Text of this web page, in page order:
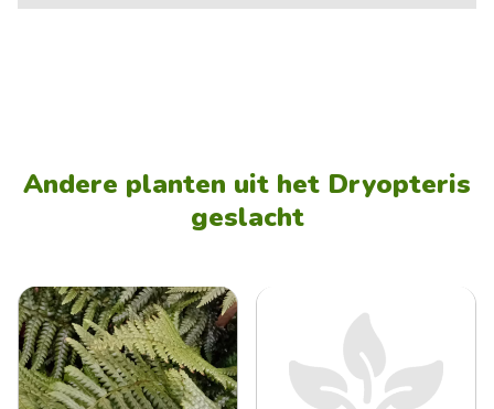
Andere planten uit het Dryopteris
geslacht